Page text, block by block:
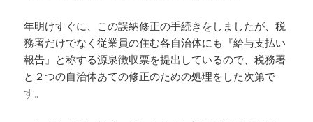
年明けすぐに、この誤納修正の手続きをしましたが、税
務署だけでなく従業員の住む各自治体にも『給与支払い
報告』と称する源泉徴収票を提出しているので、税務署
と２つの自治体あての修正のための処理をした次第で
す。